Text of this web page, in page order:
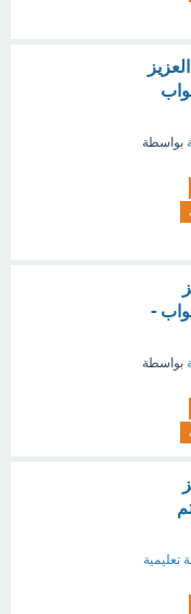
بواسطة
-
بواسطة
تعليمية